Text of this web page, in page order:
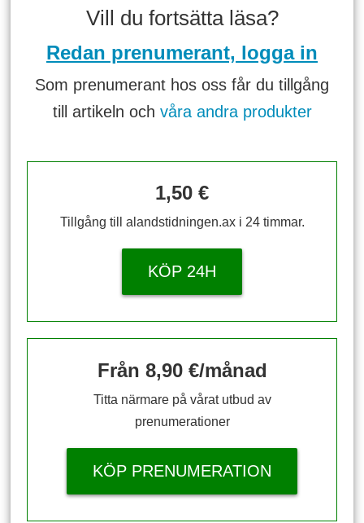
Vill du fortsätta läsa?
Redan prenumerant, logga in
Som prenumerant hos oss får du tillgång
till artikeln och våra andra produkter
1,50 €
Tillgång till alandstidningen.ax i 24 timmar.
KÖP 24H
Från 8,90 €/månad
Titta närmare på vårat utbud av
prenumerationer
KÖP PRENUMERATION